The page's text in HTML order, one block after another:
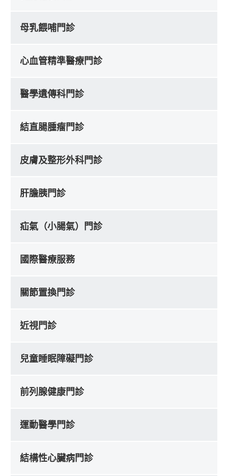
母乳餵哺門診
心血管精準醫療門診
醫學遺傳科門診
結直腸腫瘤門診
皮膚及整形外科門診
肝膽胰門診
疝氣（小腸氣）門診
國際醫療服務
關節置換門診
近視門診
兒童睡眠障礙門診
前列腺健康門診
運動醫學門診
結構性心臟病門診